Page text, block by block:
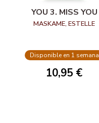
YOU 3. MISS YOU
MASKAME, ESTELLE
Disponible en 1 semana
10,95 €